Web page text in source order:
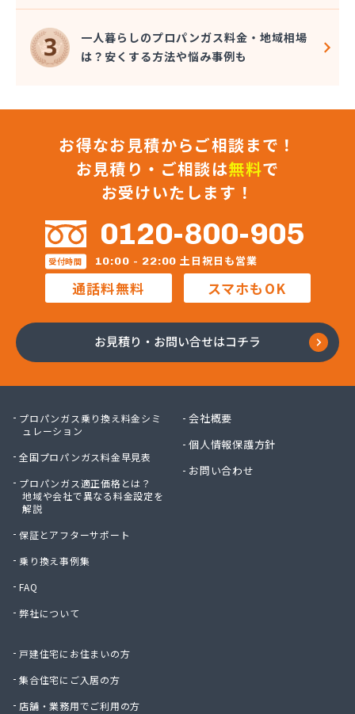
一人暮らしのプロパンガス料金・地域相場
は？安くする方法や悩み事例も
お得なお見積からご相談まで！
お見積り・ご相談は無料で
お受けいたします！
0120-800-905
受付時間 10:00 - 22:00 土日祝日も営業
通話料無料 スマホもOK
お見積り・お問い合せはコチラ
プロパンガス乗り換え料金シミ
ュレーション
全国プロパンガス料金早見表
プロパンガス適正価格とは？
地域や会社で異なる料金設定を
解説
保証とアフターサポート
乗り換え事例集
FAQ
弊社について
戸建住宅にお住まいの方
集合住宅にご入居の方
店舗・業務用でご利用の方
会社概要
個人情報保護方針
お問い合わせ